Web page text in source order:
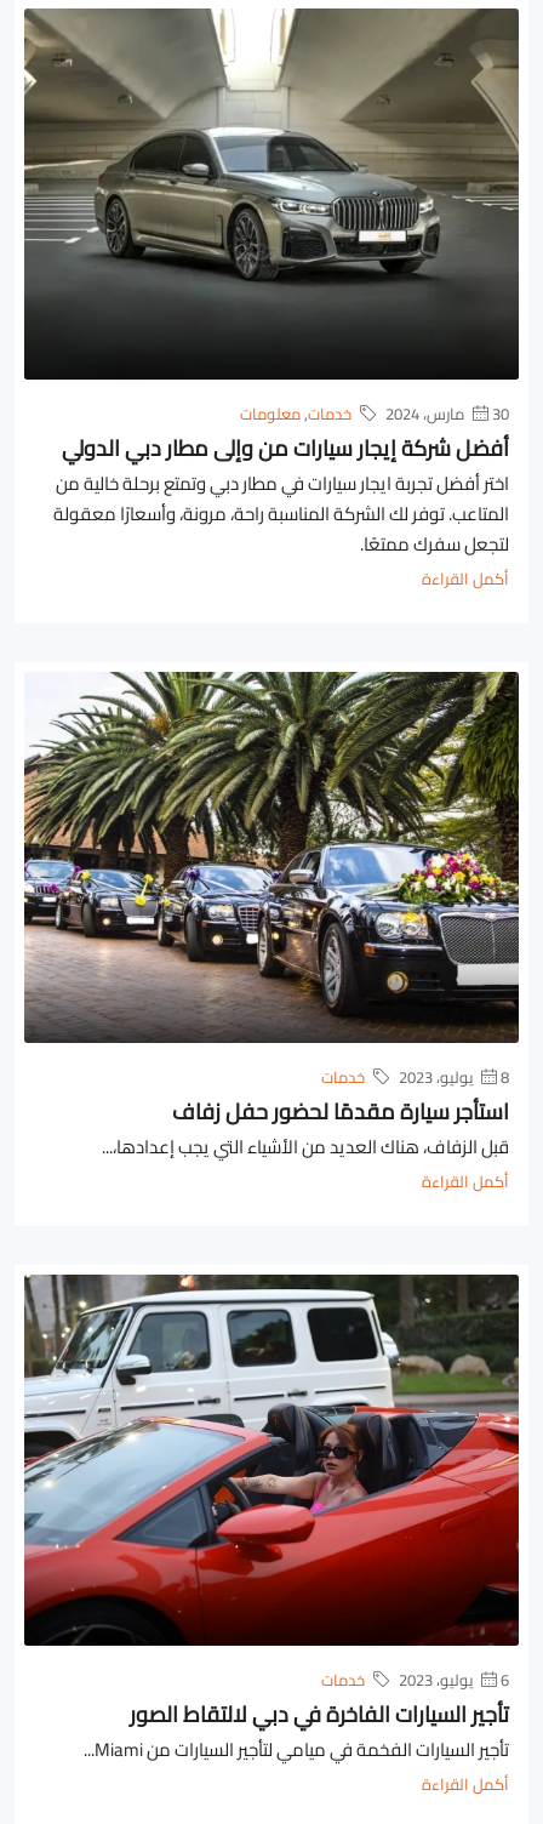
30 مارس، 2024 خدمات,معلومات
أفضل شركة إيجار سيارات من وإلى مطار دبي الدولي
اختر أفضل تجربة ايجار سيارات في مطار دبي وتمتع برحلة خالية من
المتاعب. توفر لك الشركة المناسبة راحة، مرونة، وأسعارًا معقولة
لتجعل سفرك ممتعًا.
أكمل القراءة
8 يوليو، 2023 خدمات
استأجر سيارة مقدمًا لحضور حفل زفاف
قبل الزفاف، هناك العديد من الأشياء التي يجب إعدادها،...
أكمل القراءة
6 يوليو، 2023 خدمات
تأجير السيارات الفاخرة في دبي لالتقاط الصور
تأجير السيارات الفخمة في ميامي لتأجير السيارات من Miami...
أكمل القراءة